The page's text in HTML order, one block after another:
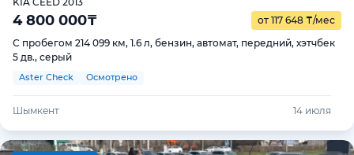
4 800 000₸ от 117 648 ₸/мес
С пробегом 214 099 км, 1.6 л, бензин, автомат, передний, хэтчбек
5 дв., серый
Aster Check Осмотрено
Шымкент 14 июля